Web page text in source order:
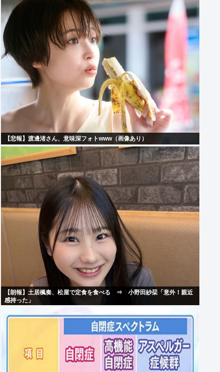
【悲報】渡邊渚さん、意味深フォトwww（画像あり）
【朗報】土居楓奏、松屋で定食を食べる ⇒ 小野田紗栞「意外！親近
感持った」